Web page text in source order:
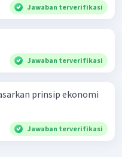
Jawaban terverifikasi
Jawaban terverifikasi
prinsip ekonomi
Jawaban terverifikasi